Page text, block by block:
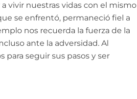
vivir nuestras vidas con el mismo
se enfrentó, permaneció fiel a
nos recuerda la fuerza de la
ante la adversidad. Al
para seguir sus pasos y ser